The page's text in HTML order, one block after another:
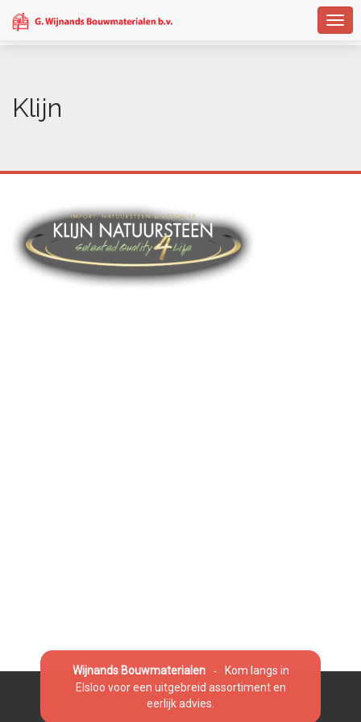
Klijn
Wijnands Bouwmaterialen -
Kom langs in
Elsloo voor een uitgebreid assortiment en
eerlijk advies.